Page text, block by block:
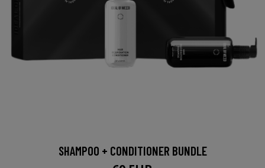
SHAMPOO + CONDITIONER BUNDLE